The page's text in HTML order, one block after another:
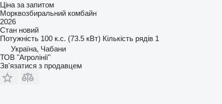
Ціна за запитом
Морквозбиральний комбайн
2026
Стан новий
Потужність 100 к.с. (73.5 кВт) Кількість рядів 1
Україна, Чабани
ТОВ "Агролінії"
Зв'язатися з продавцем